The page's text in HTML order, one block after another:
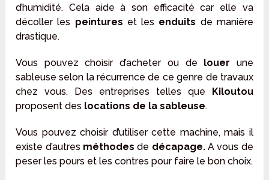
d’humidité. Cela aide à son efficacité car elle va
décoller les peintures et les enduits de manière
drastique.
Vous pouvez choisir d’acheter ou de louer une
sableuse selon la récurrence de ce genre de travaux
chez vous. Des entreprises telles que
Kiloutou
proposent des locations de la sableuse.
Vous pouvez choisir d’utiliser cette machine, mais il
existe d’autres méthodes de décapage.A vous de
peser les pours et les contres pour faire le bon choix.